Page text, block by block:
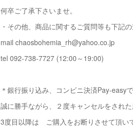
何卒ご了承下さいませ。
・その他、商品に関するご質問等も下記
mail chaosbohemia_rh@yahoo.co.jp
tel 092-738-7727 (12:00～19:00)
＊銀行振り込み、コンビニ決済Pay-easy
誠に勝手ながら、２度キャンセルをされ
3度目以降は ご購入をお断りさせて頂い